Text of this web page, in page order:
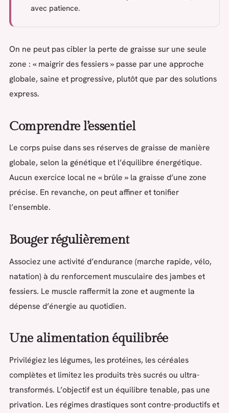
avec patience.
On ne peut pas cibler la perte de graisse sur une seule
zone : « maigrir des fessiers » passe par une approche
globale, saine et progressive, plutôt que par des solutions
express.
Comprendre l’essentiel
Le corps puise dans ses réserves de graisse de manière
globale, selon la génétique et l’équilibre énergétique.
Aucun exercice local ne « brûle » la graisse d’une zone
précise. En revanche, on peut affiner et tonifier
l’ensemble.
Bouger régulièrement
Associez une activité d’endurance (marche rapide, vélo,
natation) à du renforcement musculaire des jambes et
fessiers. Le muscle raffermit la zone et augmente la
dépense d’énergie au quotidien.
Une alimentation équilibrée
Privilégiez les légumes, les protéines, les céréales
complètes et limitez les produits très sucrés ou ultra-
transformés. L’objectif est un équilibre tenable, pas une
privation. Les régimes drastiques sont contre-productifs et